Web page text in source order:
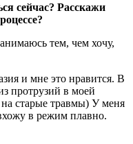
сейчас? Расскажи
тем, чем хочу,
и мне это нравится. В
протрузий в моей
на старые травмы) У меня
в режим плавно.